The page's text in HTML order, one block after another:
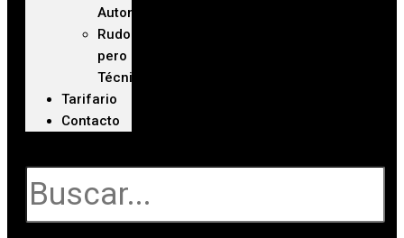
Automotriz
Rudo
pero
Técnico
Tarifario
Contacto